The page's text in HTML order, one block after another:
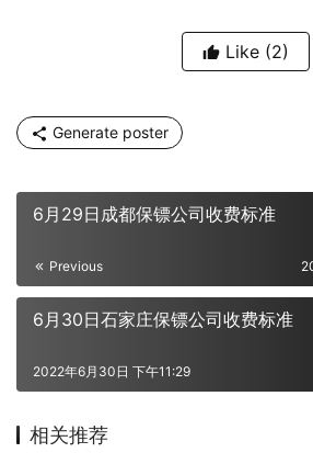
Like (2)
Generate poster
6月29日成都保镖公司收费标准
Previous
6月30日石家庄保镖公司收费标准
2022年6月30日 下午11:29
相关推荐